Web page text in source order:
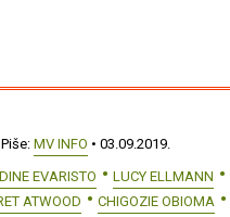
Piše:MV INFO • 03.09.2019.
EVARISTO
LUCY ELLMANN
ATWOOD
CHIGOZIE OBIOMA